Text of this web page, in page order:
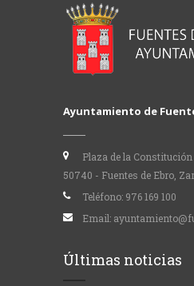
Ayuntamiento de
Plaza de la
50740 - Fuentes de Ebro,
Teléfono: 976 169 100
Email:
Últimas noticias